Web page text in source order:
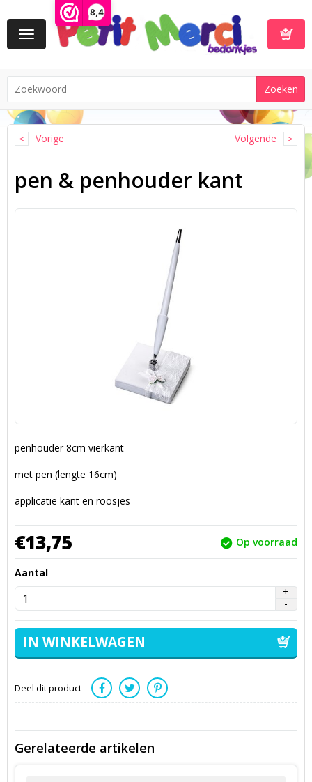
8,4
Toggle
navigation
Vorige Volgende
pen & penhouder kant
penhouder 8cm vierkant
met pen (lengte 16cm)
applicatie kant en roosjes
€13,75 Op voorraad
Aantal
Deel dit product
Gerelateerde artikelen